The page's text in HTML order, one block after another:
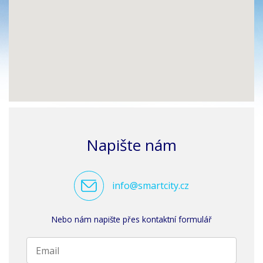
Napište nám
info@smartcity.cz
Nebo nám napište přes kontaktní formulář